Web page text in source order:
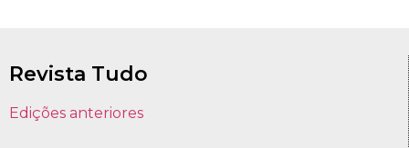
Revista Tudo
Edições anteriores